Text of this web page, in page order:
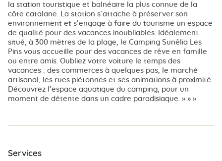
la station touristique et balnéaire la plus connue de la
côte catalane. La station s’attache à préserver son
environnement et s’engage à faire du tourisme un espace
de qualité pour des vacances inoubliables. Idéalement
situé, à 300 mètres de la plage, le Camping Sunêlia Les
Pins vous accueille pour des vacances de rêve en famille
ou entre amis. Oubliez votre voiture le temps des
vacances : des commerces à quelques pas, le marché
artisanal, les rues piétonnes et ses animations à proximité.
Découvrez l’espace aquatique du camping, pour un
moment de détente dans un cadre paradisiaque. » » »
Services